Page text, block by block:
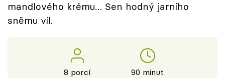
Přihlášení
mandlového krému… Sen hodný jarního
sněmu víl.
8 porcí 90 minut